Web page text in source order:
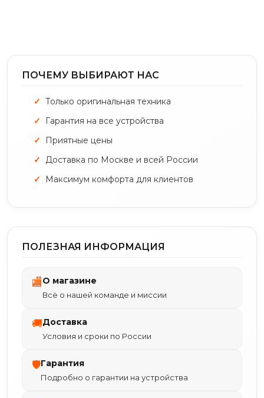
ПОЧЕМУ ВЫБИРАЮТ НАС
Только оригинальная техника
Гарантия на все устройства
Приятные цены
Доставка по Москве и всей России
Максимум комфорта для клиентов
ПОЛЕЗНАЯ ИНФОРМАЦИЯ
🏬О магазине
Всё о нашей команде и миссии
🚚Доставка
Условия и сроки по России
🛡Гарантия
Подробно о гарантии на устройства